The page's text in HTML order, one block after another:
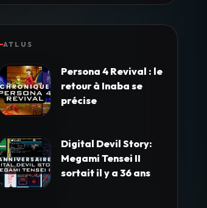
ATLUS
Persona 4 Revival : le
retour à Inaba se
précise
Digital Devil Story:
Megami Tensei II
sortait il y a 36 ans